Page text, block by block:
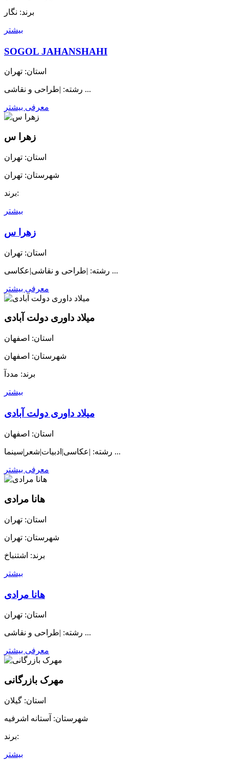
برند: نگار
بیشتر
SOGOL JAHANSHAHI
استان: تهران
رشته: |طراحی و نقاشی ...
معرفی بیشتر
زهرا س
استان: تهران
شهرستان: تهران
برند:
بیشتر
زهرا س
استان: تهران
رشته: |طراحی و نقاشی|عکاسی ...
معرفی بیشتر
میلاد داوری دولت آبادی
استان: اصفهان
شهرستان: اصفهان
برند: مددآ
بیشتر
میلاد داوری دولت آبادی
استان: اصفهان
رشته: |عکاسی|ادبیات|شعر|سینما ...
معرفی بیشتر
هانا مرادی
استان: تهران
شهرستان: تهران
برند: اشتنباخ
بیشتر
هانا مرادی
استان: تهران
رشته: |طراحی و نقاشی ...
معرفی بیشتر
مهرک بازرگانی
استان: گیلان
شهرستان: آستانه اشرفیه
برند:
بیشتر